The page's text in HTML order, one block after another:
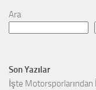
Ara
Son Yazılar
İşte Motorsporlarından